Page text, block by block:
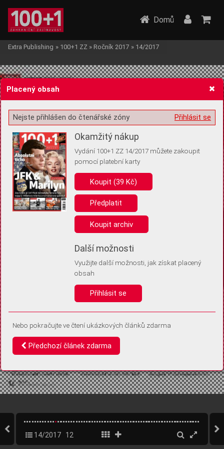
Žádost o souhlas s ukládáním volitelných informací
Pro základní fungování webu nepotřebujeme ukládat žádné informace
(tzv. cookies apod.). Rádi bychom vás ale požádali o souhlas s
uložením volitelných informací:
Anonymní unikátní ID
Díky němu příště poznáme, že se jedná o stejné zařízení, a
Identifikátor je zcela anonymní.
Vaše souhlasy a odmítnutí si ukládáme do vašeho zařízení, abychom se
vás už příště znovu neptali. Můžete je kdykoli později upravit ve Správě
Domů
Extra Publishing » 100+1 ZZ » Ročník 2017 » 14/2017
14/2017 12
Placený obsah
Přihlásit se
Nejste přihlášen do čtenářské zóny
Okamžitý nákup
Vydání 100+1 ZZ 14/2017 můžete zakoupit
pomocí platební karty
Koupit (39 Kč)
Předplatit
Koupit archiv
Další možnosti
Využijte další možnosti, jak získat placený
obsah
Přihlásit se
Nebo pokračujte ve čtení ukázkových článků zdarma
Předchozí článek zdarma